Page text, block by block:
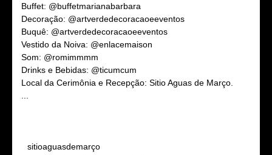
Buffet: @buffetmarianabarbara
Decoração: @artverdedecoracaoeeventos
Buquê: @artverdedecoracaoeeventos
Vestido da Noiva: @enlacemaison
Som: @romimmmm
Drinks e Bebidas: @ticumcum
Local da Cerimônia e Recepção: Sitio Aguas de Março.
sitioaguasdemarço